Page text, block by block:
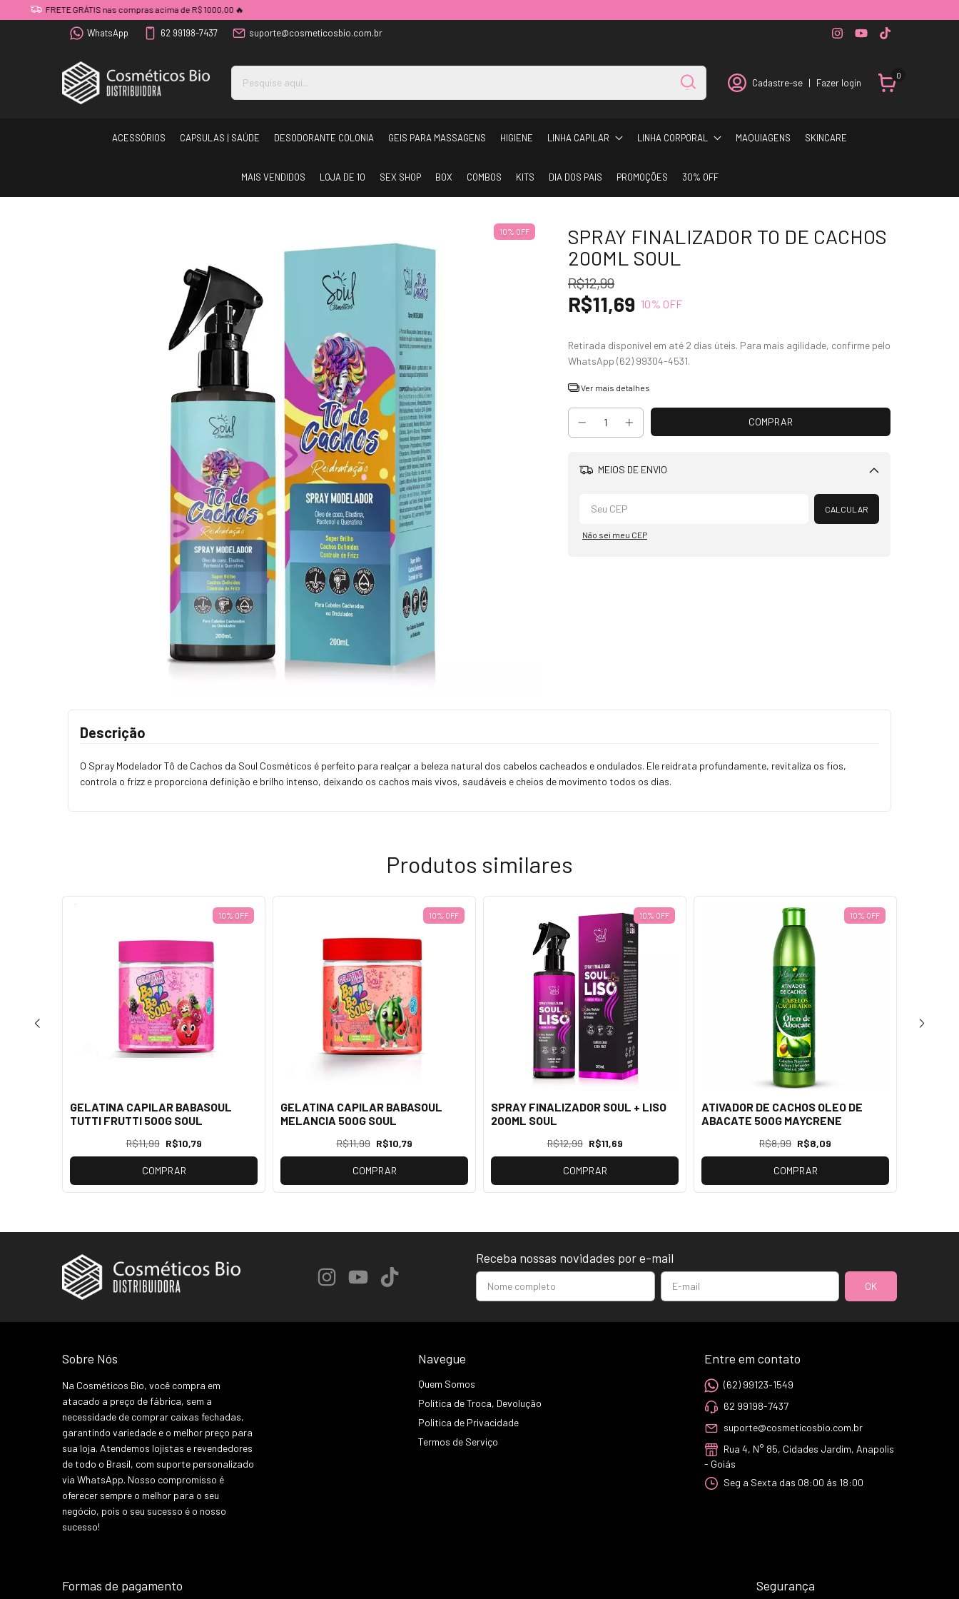
FRETE GRÁTIS nas compras acima de R$ 1000,00 🔥
WhatsApp 62 99198-7437 suporte@cosmeticosbio.com.br
Cadastre-se | Fazer login
0
ACESSÓRIOS CAPSULAS | SAÚDE DESODORANTE COLONIA GEIS PARA MASSAGENS HIGIENE LINHA CAPILAR LINHA CORPORAL MAQUIAGENS SKINCARE
MAIS VENDIDOS LOJA DE 10 SEX SHOP BOX COMBOS KITS DIA DOS PAIS PROMOÇÕES 30% OFF
10% OFF
SPRAY FINALIZADOR TO DE CACHOS
200ML SOUL
R$12,99
R$11,69 10% OFF
Ver mais detalhes
MEIOS DE ENVIO
Alterar CEP
CALCULAR
Não sei meu CEP
Descrição
O Spray Modelador Tô de Cachos da Soul Cosméticos é perfeito para realçar a beleza natural dos cabelos cacheados e ondulados. Ele reidrata profundamente, revitaliza os fios,
controla o frizz e proporciona definição e brilho intenso, deixando os cachos mais vivos, saudáveis e cheios de movimento todos os dias.
Produtos similares
10% OFF
GELATINA CAPILAR BABASOUL
TUTTI FRUTTI 500G SOUL
R$11,99 R$10,79
COMPRAR
10% OFF
GELATINA CAPILAR BABASOUL
MELANCIA 500G SOUL
R$11,99 R$10,79
COMPRAR
10% OFF
SPRAY FINALIZADOR SOUL + LISO
200ML SOUL
R$12,99 R$11,69
COMPRAR
10% OFF
ATIVADOR DE CACHOS OLEO DE
ABACATE 500G MAYCRENE
R$8,99 R$8,09
COMPRAR
Receba nossas novidades por e-mail
Sobre Nós
Na Cosméticos Bio, você compra em
atacado a preço de fábrica, sem a
necessidade de comprar caixas fechadas,
garantindo variedade e o melhor preço para
sua loja. Atendemos lojistas e revendedores
de todo o Brasil, com suporte personalizado
via WhatsApp. Nosso compromisso é
oferecer sempre o melhor para o seu
negócio, pois o seu sucesso é o nosso
sucesso!
Navegue
Quem Somos
Política de Troca, Devolução
Politica de Privacidade
Termos de Serviço
Entre em contato
(62) 99123-1549
62 99198-7437
suporte@cosmeticosbio.com.br
Rua 4, N° 85, Cidades Jardim, Anapolis
- Goiás
Seg a Sexta das 08:00 ás 18:00
Formas de pagamento Segurança